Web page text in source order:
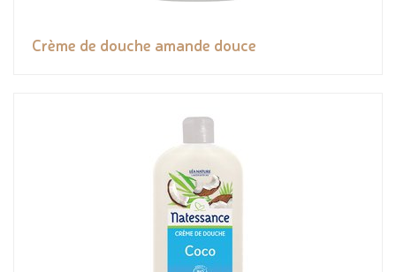
Crème de douche amande douce